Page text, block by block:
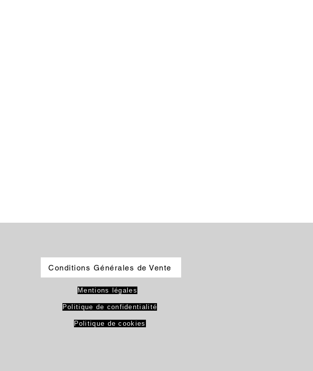
Conditions Générales de Vente
Mentions légales
Politique de confidentialité
Politique de cookies